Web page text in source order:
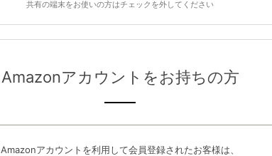
共有の端末をお使いの方はチェックを外してください
Amazonアカウントをお持ちの方
Amazonアカウントを利用して会員登録されたお客様は、